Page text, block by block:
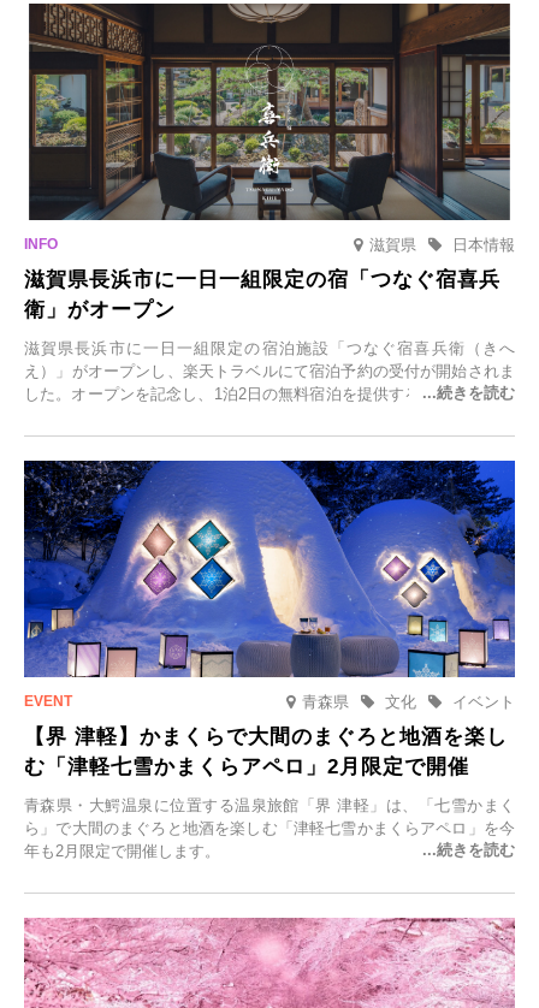
滋賀県 日本情報
滋賀県長浜市に一日一組限定の宿「つなぐ宿喜兵
衛」がオープン
滋賀県長浜市に一日一組限定の宿泊施設「つなぐ宿喜兵衛（きへ
え）」がオープンし、楽天トラベルにて宿泊予約の受付が開始されま
した。オープンを記念し、1泊2日の無料宿泊を提供するキャンペーン
一組限定の宿だからこそ叶う、大切な人との特別な時間を体験いただ
けます。
青森県 イベント
文化
【界 津軽】かまくらで大間のまぐろと地酒を楽し
む「津軽七雪かまくらアペロ」2月限定で開催
青森県・大鰐温泉に位置する温泉旅館「界 津軽」は、「七雪かまく
ら」で大間のまぐろと地酒を楽しむ「津軽七雪かまくらアペロ」を今
年も2月限定で開催します。